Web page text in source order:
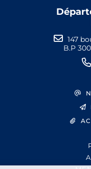
147
B.P